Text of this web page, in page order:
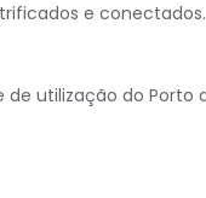
e conectados.
de utilização do